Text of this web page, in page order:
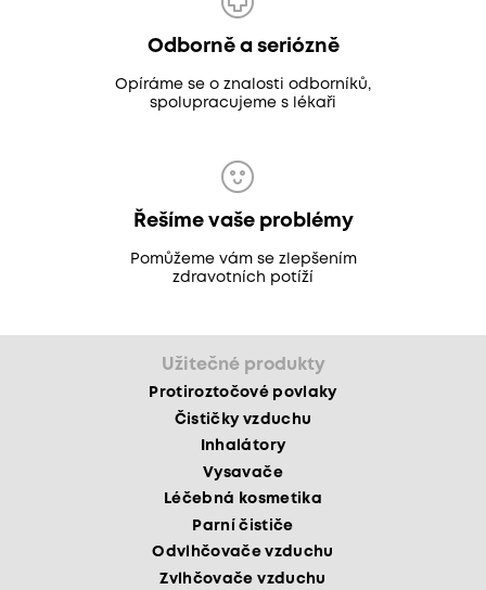
Odborně a seriózně
Opíráme se o znalosti odborníků,
spolupracujeme s lékaři
Řešíme vaše problémy
Pomůžeme vám se zlepšením
zdravotních potíží
Užitečné produkty
Protiroztočové povlaky
Čističky vzduchu
Inhalátory
Vysavače
Léčebná kosmetika
Parní čističe
Odvlhčovače vzduchu
Zvlhčovače vzduchu